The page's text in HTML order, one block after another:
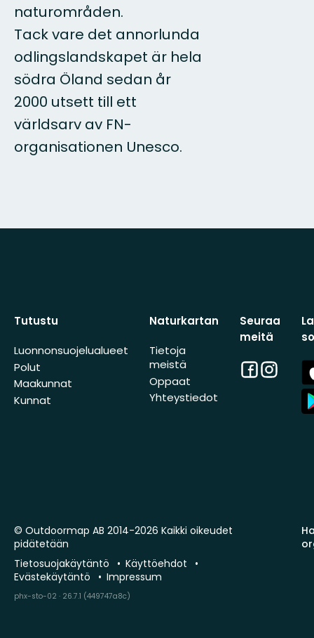
naturområden.
Tack vare det annorlunda
odlingslandskapet är hela
södra Öland sedan år
2000 utsett till ett
världsarv av FN-
organisationen Unesco.
Tutustu
Luonnonsuojelualueet
Polut
Maakunnat
Kunnat
Naturkartan
Tietoja
meistä
Oppaat
Yhteystiedot
Seuraa
meitä
Facebook
© Outdoormap AB 2014-2026 Kaikki oikeudet
pidätetään
Tietosuojakäytäntö
Käyttöehdot
Evästekäytäntö
Impressum
phx-sto-02 · 26.7.1 (449747a8c)